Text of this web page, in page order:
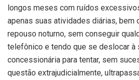
longos meses com ruídos
apenas suas atividades diárias, bem
repouso noturno, sem conseguir
telefônico e tendo que se deslocar à
concessionária para tentar, sem
questão extrajudicialmente,